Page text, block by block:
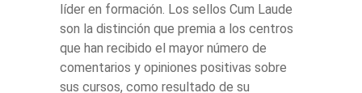
líder en formación. Los sellos Cum Laude
son la distinción que premia a los centros
que han recibido el mayor número de
comentarios y opiniones positivas sobre
sus cursos, como resultado de su